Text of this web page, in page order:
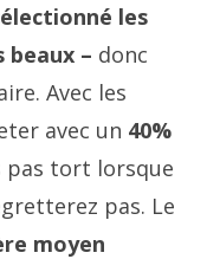
les
beaux – donc
Avec les
avec un 40%
pas tort lorsque
pas. Le
moyen